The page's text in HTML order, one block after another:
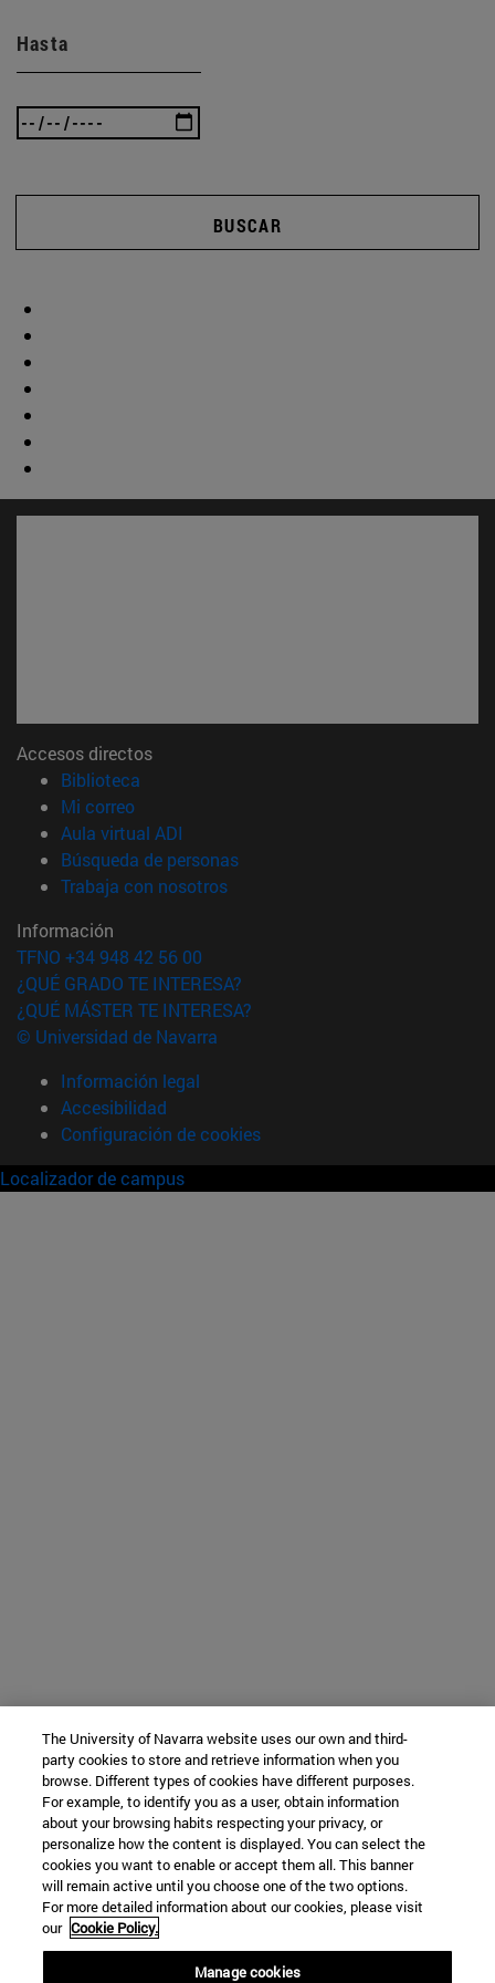
Hasta
BUSCAR
Accesos directos
Biblioteca
Mi correo(abre en nueva ventana)
Aula virtual ADI
Búsqueda de personas(abre en nueva ventana)
Trabaja con nosotros(abre en nueva ventana)
Información
TFNO +34 948 42 56 00
¿QUÉ GRADO TE INTERESA?
¿QUÉ MÁSTER TE INTERESA?
© Universidad de Navarra
Información legal
Accesibilidad
Configuración de cookies
Localizador de campus
The University of Navarra website uses our own and third-
party cookies to store and retrieve information when you
browse. Different types of cookies have different purposes.
For example, to identify you as a user, obtain information
about your browsing habits respecting your privacy, or
personalize how the content is displayed. You can select the
cookies you want to enable or accept them all. This banner
will remain active until you choose one of the two options.
For more detailed information about our cookies, please visit
our Cookie Policy.
Manage cookies